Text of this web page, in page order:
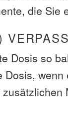
die Sie
Dosis so